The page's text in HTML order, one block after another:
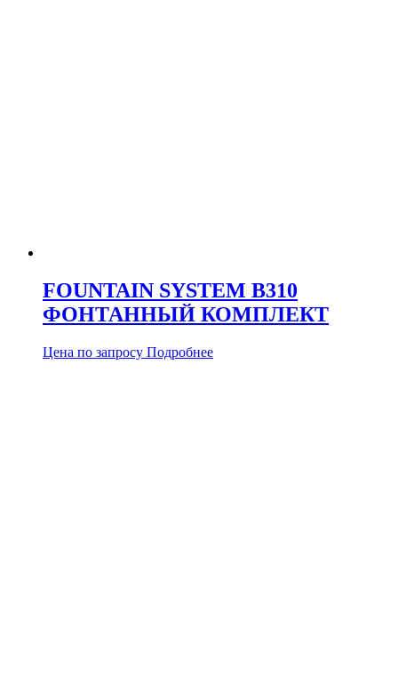
FOUNTAIN SYSTEM B310
ФОНТАННЫЙ КОМПЛЕКТ
Цена по запросу Подробнее